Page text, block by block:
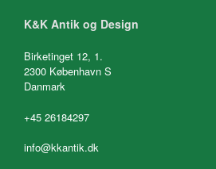
K&K Antik og Design
Birketinget 12, 1.
2300 København S
Danmark
+45 26184297
info@kkantik.dk